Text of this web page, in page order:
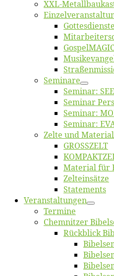
XXL-
Got­tes­diens­te
Se­mi­na­re
Se­mi­nar:
Se­mi­nar
Se­mi­nar:
Se­mi­nar:
Zel­te und Material
GROSSZELT
Ma­te­ri­al für
Zelt­ein­sät­ze
State­ments
Ver­an­stal­tun­gen
Ter­mi­ne
Chemnit­zer
Rück­blick